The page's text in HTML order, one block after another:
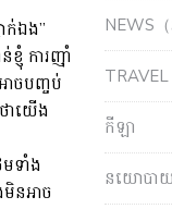
ក់ឯង”
ញុំ ការ​ញ៉ាំ​
ាចបញ្ចប់
ាយើង
ទាំង
ន​អាច​
NEWS（
TRAVEL
កីឡា
នយោបា